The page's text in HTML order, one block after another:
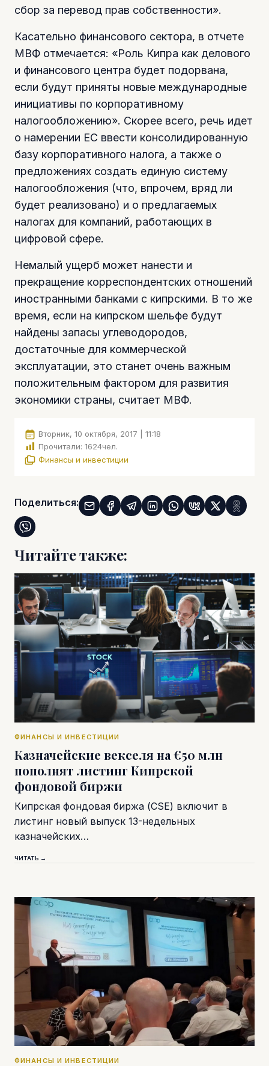
сбор за перевод прав собственности».
Касательно финансового сектора, в отчете
МВФ отмечается: «Роль Кипра как делового
и финансового центра будет подорвана,
если будут приняты новые международные
инициативы по корпоративному
налогообложению». Скорее всего, речь идет
о намерении ЕС ввести консолидированную
базу корпоративного налога, а также о
предложениях создать единую систему
налогообложения (что, впрочем, вряд ли
будет реализовано) и о предлагаемых
налогах для компаний, работающих в
цифровой сфере.
Немалый ущерб может нанести и
прекращение корреспондентских отношений
иностранными банками с кипрскими. В то же
время, если на кипрском шельфе будут
найдены запасы углеводородов,
достаточные для коммерческой
эксплуатации, это станет очень важным
положительным фактором для развития
экономики страны, считает МВФ.
Вторник, 10 октября, 2017 | 11:18
Прочитали: 1624чел.
Финансы и инвестиции
Поделиться:
Читайте также:
ФИНАНСЫ И ИНВЕСТИЦИИ
Казначейские векселя на €50 млн
пополнят листинг Кипрской
фондовой биржи
Кипрская фондовая биржа (CSE) включит в
листинг новый выпуск 13-недельных
казначейских…
ЧИТАТЬ →
ФИНАНСЫ И ИНВЕСТИЦИИ